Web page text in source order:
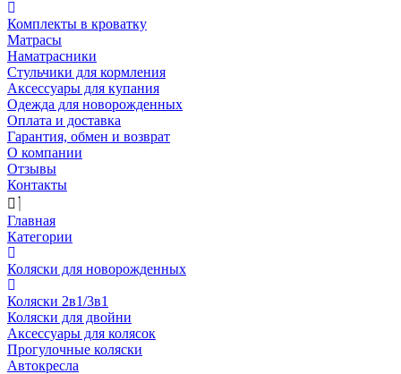
Комплекты в кроватку
Матрасы
Наматрасники
Стульчики для кормления
Аксессуары для купания
Одежда для новорожденных
Оплата и доставка
Гарантия, обмен и возврат
О компании
Отзывы
Контакты
Главная
Категории
Коляски для новорожденных
Коляски 2в1/3в1
Коляски для двойни
Аксессуары для колясок
Прогулочные коляски
Автокресла